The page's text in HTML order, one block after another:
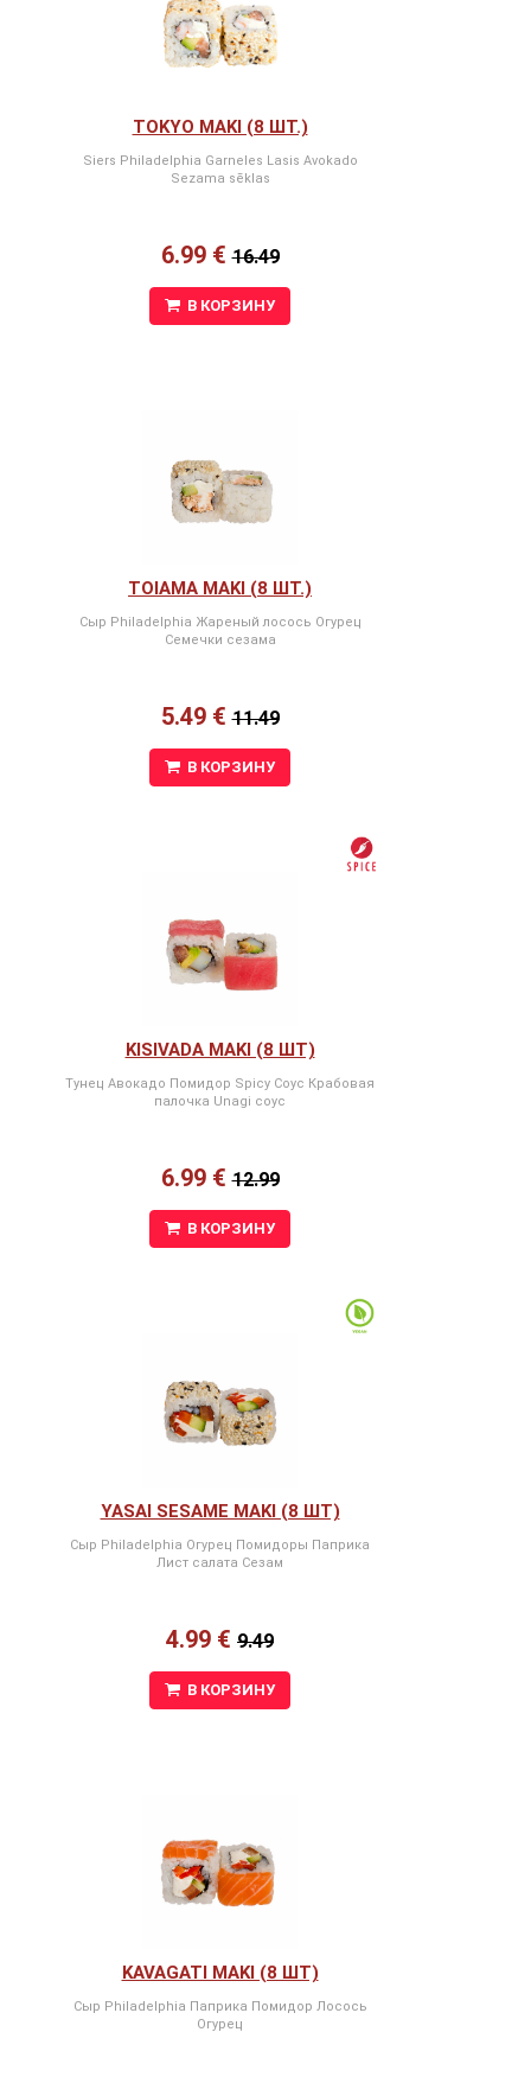
TOKYO MAKI (8 ШТ.)
Siers Philadelphia Garneles Lasis Avokado
Sezama sēklas
6.99 €16.49
В КОРЗИНУ
TOIAMA MAKI (8 ШТ.)
Сыр Philadelphia Жареный лосось Огурец
Семечки сезама
5.49 €11.49
В КОРЗИНУ
KISIVADA MAKI (8 ШТ)
Тунец Авокадо Помидор Spicy Соус Крабовая
палочка Unagi соус
6.99 €12.99
В КОРЗИНУ
YASAI SESAME MAKI (8 ШТ)
Сыр Philadelphia Огурец Помидоры Паприка
Лист салата Сезам
4.99 € 9.49
В КОРЗИНУ
KAVAGATI MAKI (8 ШТ)
Сыр Philadelphia Паприка Помидор Лосось
Огурец